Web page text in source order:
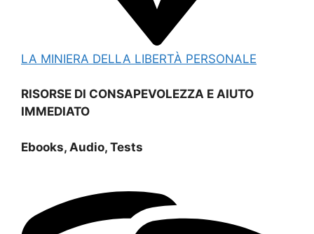
LA MINIERA DELLA LIBERTÀ PERSONALE
RISORSE DI CONSAPEVOLEZZA E AIUTO
IMMEDIATO
Ebooks, Audio, Tests